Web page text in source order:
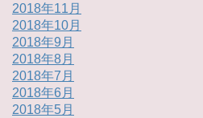
2018年11月
2018年10月
2018年9月
2018年8月
2018年7月
2018年6月
2018年5月